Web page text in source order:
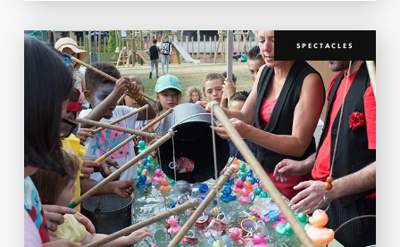
SPECTACLES